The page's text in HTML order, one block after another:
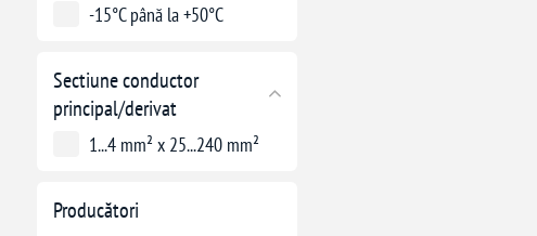
-15°C până la +50°C
Sectiune conductor
principal/derivat
1...4 mm² x 25...240 mm²
Producători